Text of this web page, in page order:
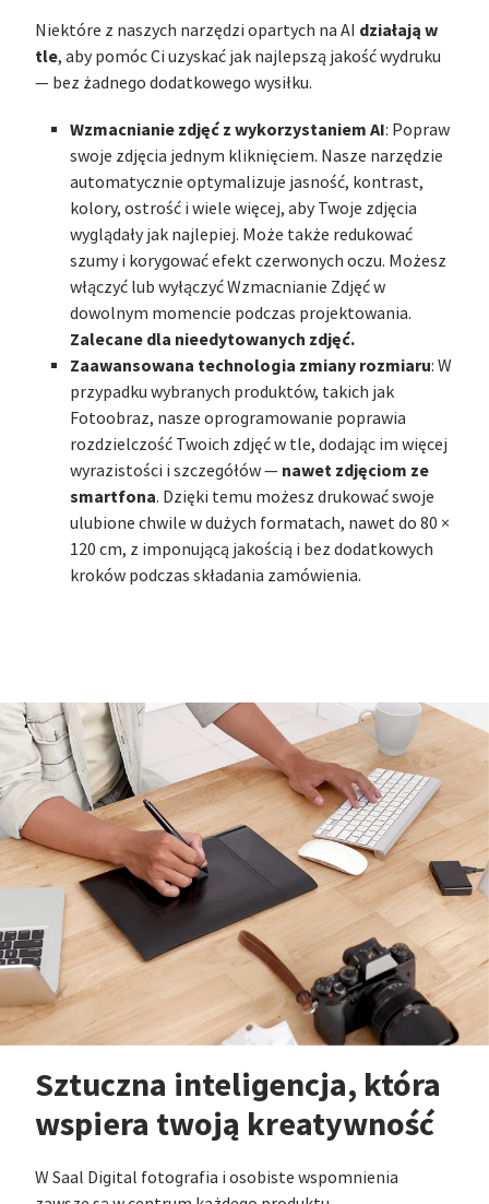
Niektóre z naszych narzędzi opartych na AI działają w
tle, aby pomóc Ci uzyskać jak najlepszą jakość wydruku
— bez żadnego dodatkowego wysiłku.
Wzmacnianie zdjęć z wykorzystaniem AI: Popraw
swoje zdjęcia jednym kliknięciem. Nasze narzędzie
automatycznie optymalizuje jasność, kontrast,
kolory, ostrość i wiele więcej, aby Twoje zdjęcia
wyglądały jak najlepiej. Może także redukować
szumy i korygować efekt czerwonych oczu. Możesz
włączyć lub wyłączyć Wzmacnianie Zdjęć w
dowolnym momencie podczas projektowania.
Zalecane dla nieedytowanych zdjęć.
Zaawansowana technologia zmiany rozmiaru: W
przypadku wybranych produktów, takich jak
Fotoobraz, nasze oprogramowanie poprawia
rozdzielczość Twoich zdjęć w tle, dodając im więcej
wyrazistości i szczegółów — nawet zdjęciom ze
smartfona. Dzięki temu możesz drukować swoje
ulubione chwile w dużych formatach, nawet do 80 ×
120 cm, z imponującą jakością i bez dodatkowych
kroków podczas składania zamówienia.
Sztuczna inteligencja, która
wspiera twoją kreatywność
W Saal Digital fotografia i osobiste wspomnienia